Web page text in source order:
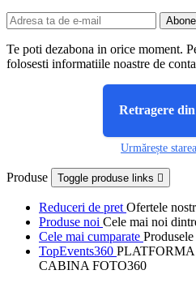
Te poti dezabona in orice moment.
folosesti informatiile noastre de
Retragere
Urmărește
Produse Toggle produse links 
Reduceri de pret Ofertele
Produse noi Cele mai noi
Cele mai cumparate
TopEvents360
CABINA FOTO360